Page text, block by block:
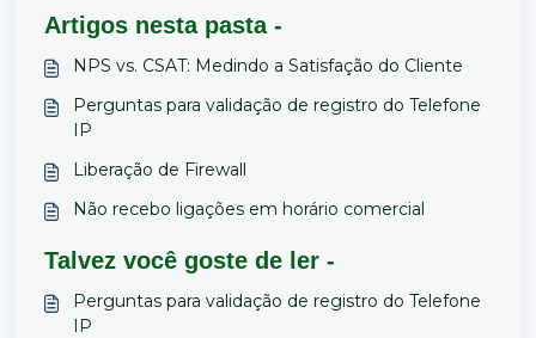
Artigos nesta pasta -
NPS vs. CSAT: Medindo a Satisfação do Cliente
Perguntas para validação de registro do Telefone
IP
Liberação de Firewall
Não recebo ligações em horário comercial
Talvez você goste de ler -
Perguntas para validação de registro do Telefone
IP